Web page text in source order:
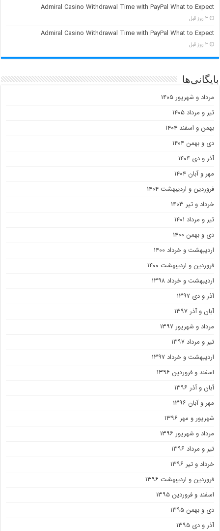
Admiral Casino Withdrawal Time with PayPal What to Expect
۳ روز قبل
Admiral Casino Withdrawal Time with PayPal What to Expect
۳ روز قبل
بایگانی‌ها
مرداد و شهریور ۱۴۰۵
تیر و مرداد ۱۴۰۵
بهمن و اسفند ۱۴۰۴
دی و بهمن ۱۴۰۴
آذر و دی ۱۴۰۴
مهر و آبان ۱۴۰۴
فروردین و اردیبهشت ۱۴۰۴
خرداد و تیر ۱۴۰۳
تیر و مرداد ۱۴۰۱
دی و بهمن ۱۴۰۰
اردیبهشت و خرداد ۱۴۰۰
فروردین و اردیبهشت ۱۴۰۰
اردیبهشت و خرداد ۱۳۹۸
آذر و دی ۱۳۹۷
آبان و آذر ۱۳۹۷
مرداد و شهریور ۱۳۹۷
تیر و مرداد ۱۳۹۷
اردیبهشت و خرداد ۱۳۹۷
اسفند و فروردین ۱۳۹۶
آبان و آذر ۱۳۹۶
مهر و آبان ۱۳۹۶
شهریور و مهر ۱۳۹۶
مرداد و شهریور ۱۳۹۶
تیر و مرداد ۱۳۹۶
خرداد و تیر ۱۳۹۶
فروردین و اردیبهشت ۱۳۹۶
اسفند و فروردین ۱۳۹۵
دی و بهمن ۱۳۹۵
آذر و دی ۱۳۹۵